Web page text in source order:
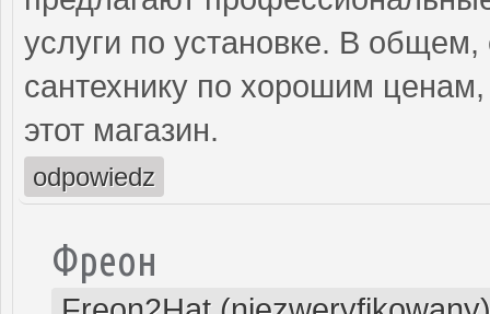
услуги по установке. В
сантехнику по хорошим
этот магазин.
odpowiedz
Фреон